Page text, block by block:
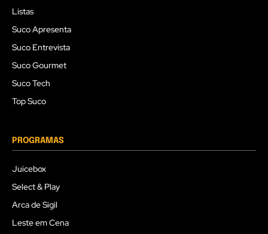
Listas
Suco Apresenta
Suco Entrevista
Suco Gourmet
Suco Tech
Top Suco
PROGRAMAS
Juicebox
Select & Play
Arca de Sigil
Leste em Cena